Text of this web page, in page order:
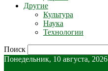
Другие
Культура
Наука
Технологии
Поиск
Понедельник, 10 августа, 2026